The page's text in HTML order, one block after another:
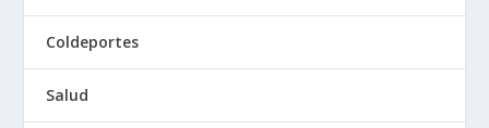
Coldeportes
Salud